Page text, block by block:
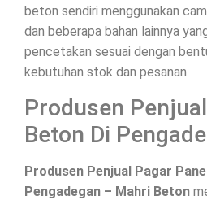
beton sendiri menggunakan
dan beberapa bahan lainnya
pencetakan sesuai dengan
kebutuhan stok dan pesanan.
Produsen
Beton Di
Produsen Penjual Pagar
Pengadegan – Mahri Beton